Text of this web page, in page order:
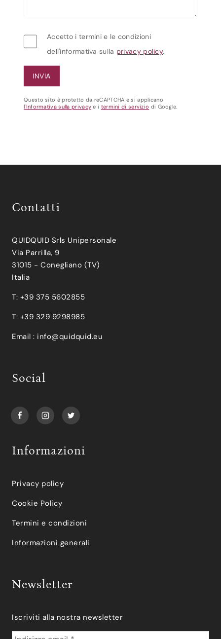
Accetto i termini e le condizioni
dell'informativa sulla privacy policy.
Questo sito è protetto da reCAPTCHA e si applicano
l'Informativa sulla privacy e i termini di servizio di Google.
Contatti
QUIDQUID Srls Unipersonale
Via Parrilla, 9
31015 - Conegliano (TV)
Italia
T: +39 375 5602855
T: +39 329 9298985
Email : info@quidquid.eu
Social
Informazioni
Privacy policy
Cookie Policy
Termini e condizioni
Informazioni generali
Newsletter
Iscriviti alla nostra newsletter